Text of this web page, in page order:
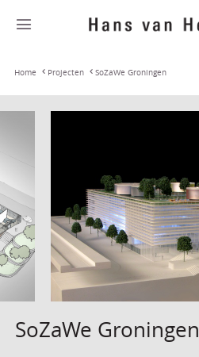
Home Projecten SoZaWe Groningen
SoZaWe Groningen